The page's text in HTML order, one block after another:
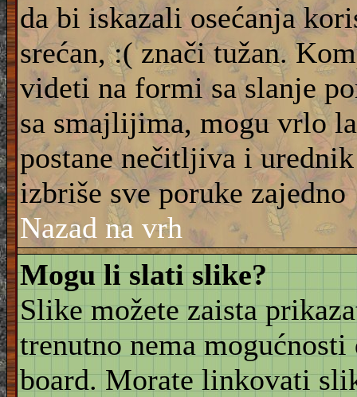
da bi iskazali osećanja
srećan, :( znači tužan.
videti na formi sa slanje
sa smajlijima, mogu vrlo
postane nečitljiva i
izbriše sve poruke zajedno
Nazad na vrh
Mogu li slati slike?
Slike možete zaista
trenutno nema
board. Morate linkovati